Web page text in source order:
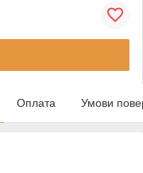
Оплата Умови